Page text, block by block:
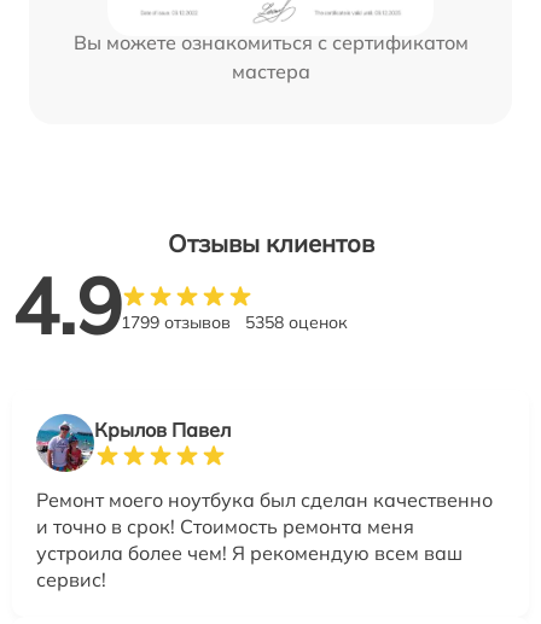
Вы можете ознакомиться с сертификатом
мастера
Отзывы клиентов
4.91799 отзывов 5358 оценок
Крылов Павел
Ремонт моего ноутбука был сделан качественно
и точно в срок! Стоимость ремонта меня
устроила более чем! Я рекомендую всем ваш
сервис!